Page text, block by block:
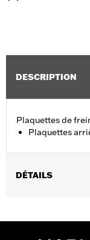
DESCRIPTION
Plaquettes de
Plaquettes
DÉTAILS